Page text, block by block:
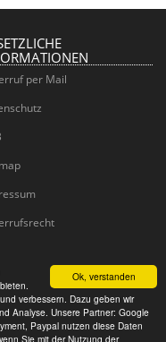
Ok, verstanden
verbessern. Dazu geben wir
Analyse. Unsere Partner: Google
Paypal nutzen diese Daten
Sie mit der Nutzung der
per Mail